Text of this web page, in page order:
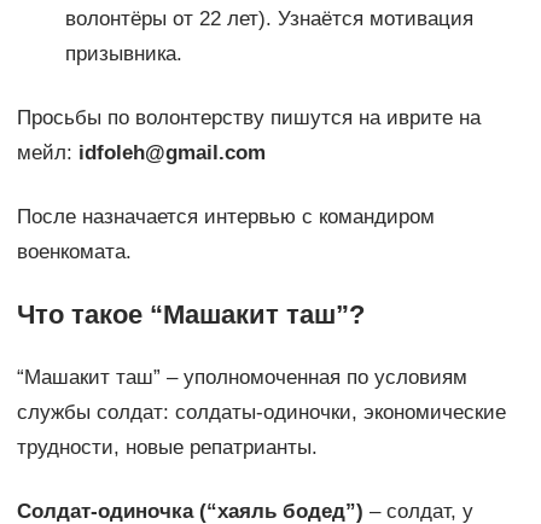
волонтёры от 22 лет). Узнаётся мотивация
призывника.
Просьбы по волонтерству пишутся на иврите на
мейл: idfoleh@gmail.com
После назначается интервью с командиром
военкомата.
Что такое “Машакит таш”?
“Машакит таш” – уполномоченная по условиям
службы солдат: солдаты-одиночки, экономические
трудности, новые репатрианты.
Солдат-одиночка (“хаяль бодед”) – солдат, у